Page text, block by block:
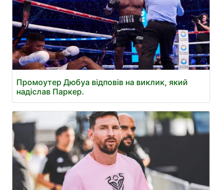
Промоутер Дюбуа відповів на виклик, який
надіслав Паркер.